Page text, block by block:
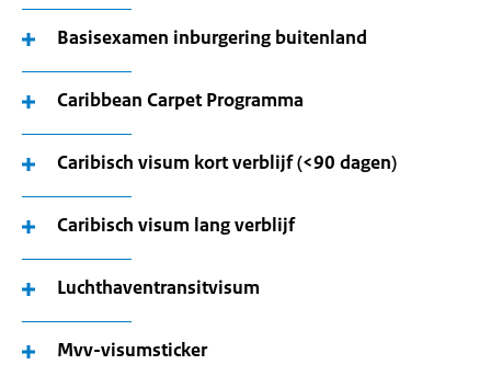
Basisexamen inburgering buitenland
Caribbean Carpet Programma
Caribisch visum kort verblijf (<90 dagen)
Caribisch visum lang verblijf
Luchthaventransitvisum
Mvv-visumsticker